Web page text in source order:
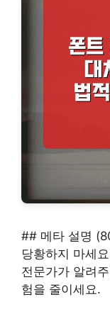
## 메타 설명
당황하지 마세
전문가가 알려
험을 줄이세요.